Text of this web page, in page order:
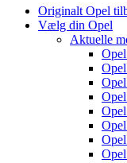
Originalt Opel
Vælg din Opel
Aktuelle